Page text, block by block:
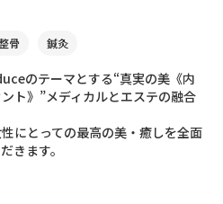
骨 鍼灸
のテーマとする“真実の美《内
ト》”メディカルとエステの融合
にとっての最高の美・癒しを全面
きます。